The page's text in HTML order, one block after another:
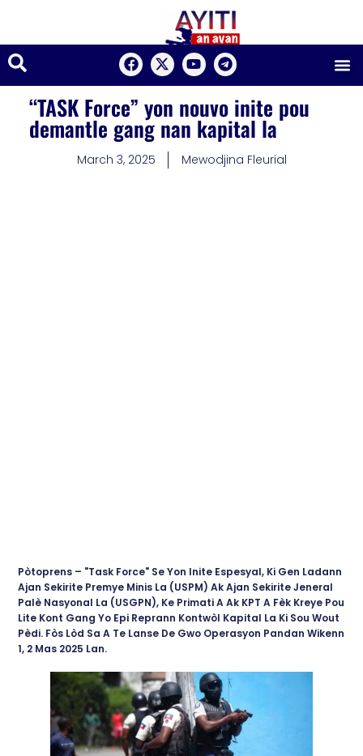
“TASK Force” yon nouvo inite pou
demantle gang nan kapital la
March 3, 2025 Mewodjina Fleurial
Pòtoprens – "Task Force" Se Yon Inite Espesyal, Ki Gen Ladann
Ajan Sekirite Premye Minis La (USPM) Ak Ajan Sekirite Jeneral
Palè Nasyonal La (USGPN), Ke Primati A Ak KPT A Fèk Kreye Pou
Lite Kont Gang Yo Epi Reprann Kontwòl Kapital La Ki Sou Wout
Pèdi. Fòs Lòd Sa A Te Lanse De Gwo Operasyon Pandan Wikenn
1, 2 Mas 2025 Lan.